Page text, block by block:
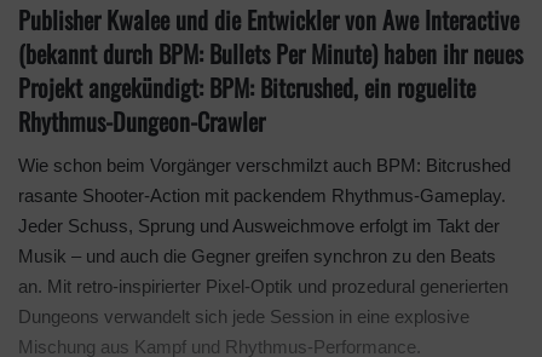
Publisher Kwalee und die Entwickler von Awe Interactive
(bekannt durch BPM: Bullets Per Minute) haben ihr neues
Projekt angekündigt: BPM: Bitcrushed, ein roguelite
Rhythmus-Dungeon-Crawler
Wie schon beim Vorgänger verschmilzt auch BPM: Bitcrushed
rasante Shooter-Action mit packendem Rhythmus-Gameplay.
Jeder Schuss, Sprung und Ausweichmove erfolgt im Takt der
Musik – und auch die Gegner greifen synchron zu den Beats
an. Mit retro-inspirierter Pixel-Optik und prozedural generierten
Dungeons verwandelt sich jede Session in eine explosive
Mischung aus Kampf und Rhythmus-Performance.